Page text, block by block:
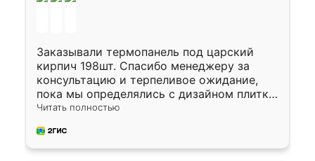
Заказывали термопанель под царский
кирпич 198шт. Спасибо менеджеру за
консультацию и терпеливое ожидание,
пока мы определялись с дизайном плитки.
Исполнен заказ в срок, спасибо
предоплата наличкой 50%. Накануне с
водителем договорились о доставке в
Читать полностью